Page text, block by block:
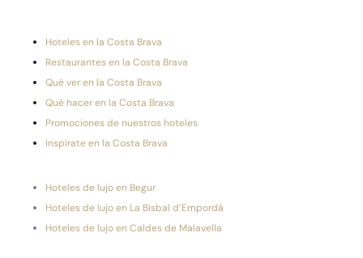
Hoteles en la Costa Brava
Restaurantes en la Costa Brava
Qué ver en la Costa Brava
Qué hacer en la Costa Brava
Promociones de nuestros hoteles
Inspírate en la Costa Brava
Hoteles de lujo en Begur
Hoteles de lujo en La Bisbal d’Empordà
Hoteles de lujo en Caldes de Malavella